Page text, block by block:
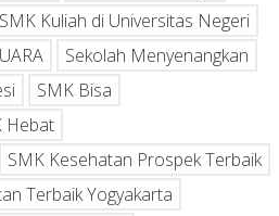
Kuliah di Universitas Negeri
Sekolah Menyenangkan
SMK Bisa
Hebat
SMK Kesehatan Prospek Terbaik
Terbaik Yogyakarta